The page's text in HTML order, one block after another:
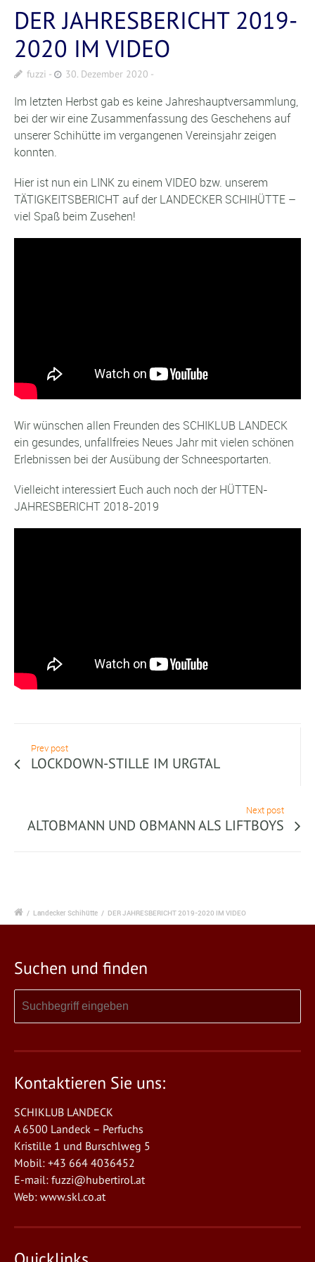
DER JAHRESBERICHT 2019-
2020 IM VIDEO
fuzzi 30. Dezember 2020
Im letzten Herbst gab es keine Jahreshauptversammlung,
bei der wir eine Zusammenfassung des Geschehens auf
unserer Schihütte im vergangenen Vereinsjahr zeigen
konnten.
Hier ist nun ein LINK zu einem VIDEO bzw. unserem
TÄTIGKEITSBERICHT auf der LANDECKER SCHIHÜTTE –
viel Spaß beim Zusehen!
Wir wünschen allen Freunden des SCHIKLUB LANDECK
ein gesundes, unfallfreies Neues Jahr mit vielen schönen
Erlebnissen bei der Ausübung der Schneesportarten.
Vielleicht interessiert Euch auch noch der HÜTTEN-
JAHRESBERICHT 2018-2019
Prev post
LOCKDOWN-STILLE IM URGTAL
Next post
ALTOBMANN UND OBMANN ALS LIFTBOYS
/ Landecker Schihütte / DER JAHRESBERICHT 2019-2020 IM VIDEO
Suchen und finden
Kontaktieren Sie uns:
SCHIKLUB LANDECK
A 6500 Landeck – Perfuchs
Kristille 1 und Burschlweg 5
Mobil: +43 664 4036452
E-mail: fuzzi@hubertirol.at
Web: www.skl.co.at